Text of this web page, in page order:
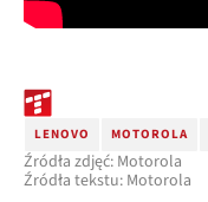
LENOVO MOTOROLA
Źródła zdjęć: Motorola
Źródła tekstu: Motorola